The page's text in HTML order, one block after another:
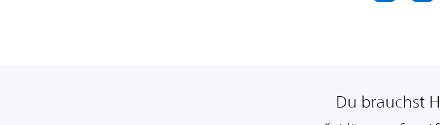
Du brauchst